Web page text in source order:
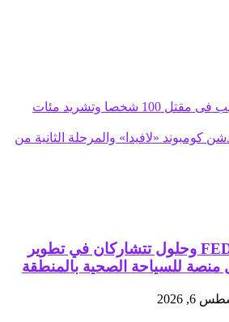
فيضانات بيرو تتسبب فى مقتل 100 شخصا وتشريد مئات
كومبوند «لافيدا» والمرحلة الثانية من
FEDIS وحلول تتشاركان في تطوير
منصة للسياحة الصحية بالمنطقة
6, 2026